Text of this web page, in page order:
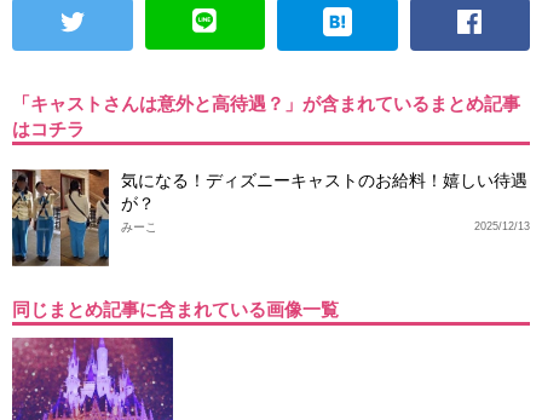
「キャストさんは意外と高待遇？」が含まれているまとめ記事
はコチラ
気になる！ディズニーキャストのお給料！嬉しい待遇
が？
2025/12/13
みーこ
同じまとめ記事に含まれている画像一覧